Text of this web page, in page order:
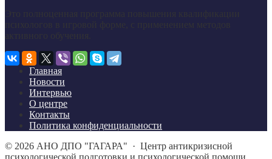
Главная
Новости
Интервью
О центре
Контакты
Политика конфиденциальности
© 2026 АНО ДПО "ГАГАРА" · Центр антикризисной